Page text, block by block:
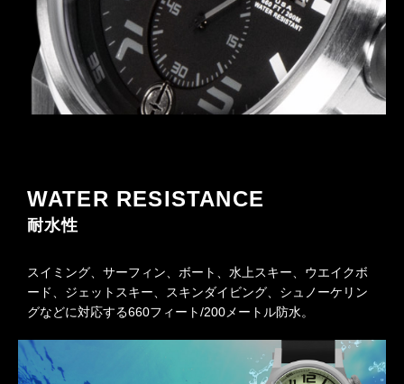
WATER RESISTANCE
耐水性
スイミング、サーフィン、ボート、水上スキー、ウエイクボ
ード、ジェットスキー、スキンダイビング、シュノーケリン
グなどに対応する660フィート/200メートル防水。